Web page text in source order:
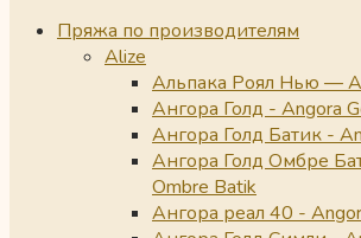
Пряжа по производителям
Alize
Альпака Роял Нью —
Ангора Голд - Angora
Ангора Голд Батик -
Ангора Голд Омбре
Ombre Batik
Ангора реал 40 -